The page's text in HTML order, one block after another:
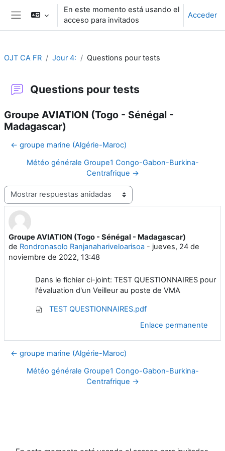
Salta al contenido principal
Panel lateral
En este momento está usando el
acceso para invitados
Acceder
OJT CA FR Jour 4: Questions pour tests
Questions pour tests
Groupe AVIATION (Togo - Sénégal -
Madagascar)
← groupe marine (Algérie-Maroc)
Météo générale Groupe1 Congo-Gabon-Burkina-
Centrafrique →
Mostrar modo
Groupe AVIATION (Togo - Sénégal - Madagascar)
de Rondronasolo Ranjanahariveloarisoa - jueves, 24 de
noviembre de 2022, 13:48
Número de respuestas: 0
Dans le fichier ci-joint: TEST QUESTIONNAIRES pour
l'évaluation d'un Veilleur au poste de VMA
TEST QUESTIONNAIRES.pdf
Enlace permanente
← groupe marine (Algérie-Maroc)
Météo générale Groupe1 Congo-Gabon-Burkina-
Centrafrique →